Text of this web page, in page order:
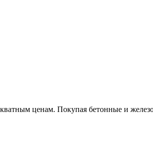
ценам. Покупая бетонные и